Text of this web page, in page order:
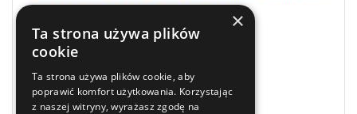
1 783,50zł
Zobacz więcej
×
Ta strona używa plików
cookie
Ta strona używa plików cookie, aby
poprawić komfort użytkowania. Korzystając
z naszej witryny, wyrażasz zgodę na